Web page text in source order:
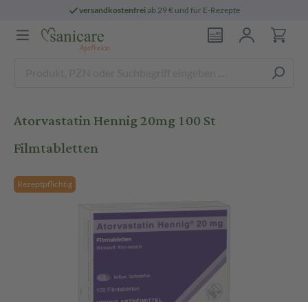
versandkostenfreiab 29 € und für E-Rezepte
Atorvastatin Hennig 20mg 100 St
Filmtabletten
Rezeptpflichtig